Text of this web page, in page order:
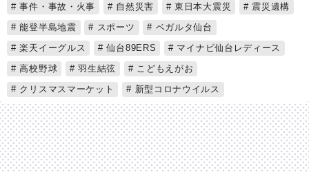
事件・事故・火事
自然災害 東日本大震災
震災遺構
能登半島地震
スポーツ
ベガルタ仙台
楽天イーグルス
仙台89ERS
マイナビ仙台レディース
高校野球
羽生結弦
こどもえがお
クリスマスマーケット
新型コロナウイルス